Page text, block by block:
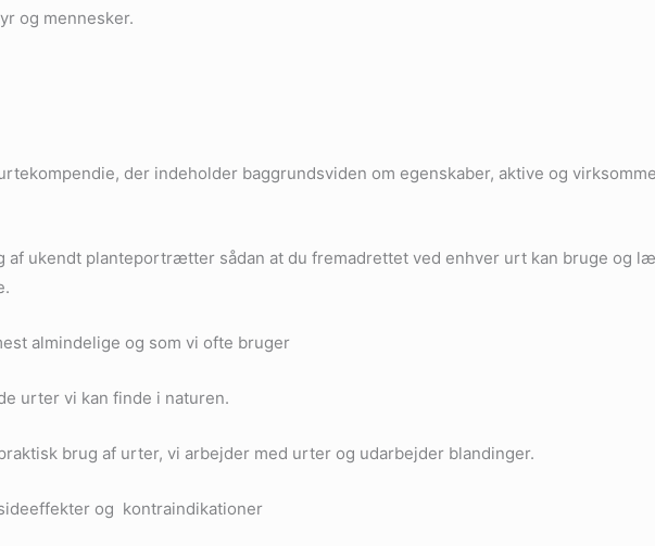
og mennesker.
der indeholder baggrundsviden om egenskaber, aktive og
af ukendt planteportrætter sådan at du fremadrettet ved enhver urt kan bruge og
almindelige og som vi ofte bruger
urter vi kan finde i naturen.
brug af urter, vi arbejder med urter og udarbejder blandinger.
og kontraindikationer